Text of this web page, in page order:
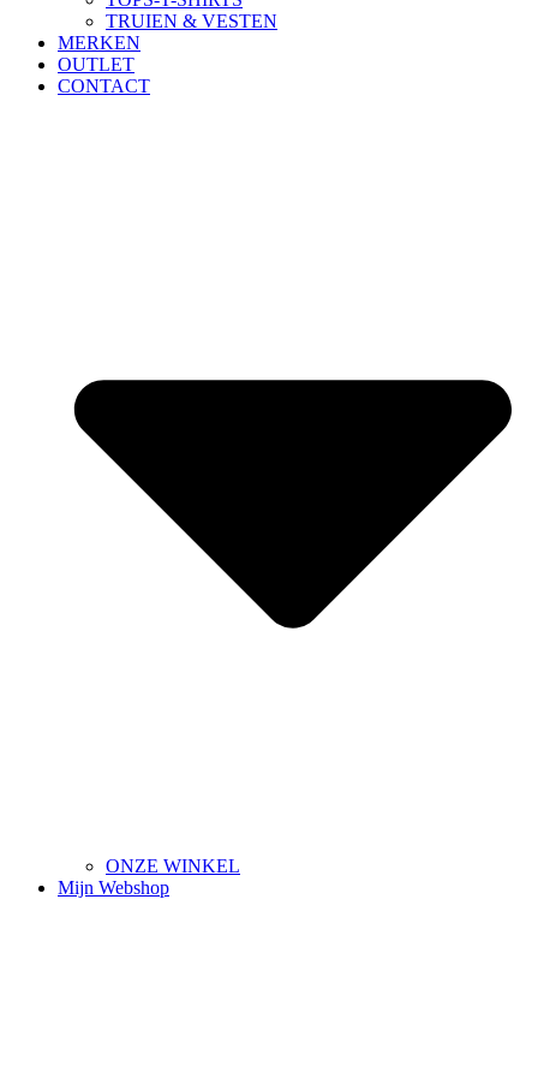
TRUIEN & VESTEN
MERKEN
OUTLET
CONTACT
ONZE WINKEL
Mijn Webshop